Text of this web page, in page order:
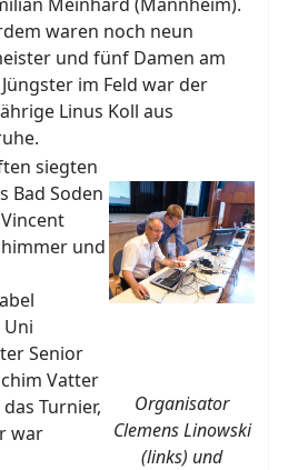
waren noch neun
und fünf Damen am
im Feld war der
Linus Koll aus
siegten
Bad Soden
und
Senior
Vatter
Turnier,
war
Organisator
Clemens Linowski
(links) und